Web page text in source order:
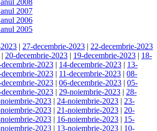
2008
2007
2006
2005
| 27-decembrie-2023 | 22-decembrie-2023
| 20-decembrie-2023 | 19-decembrie-2023 | 18-
decembrie-2023 | 14-decembrie-2023 | 13-
decembrie-2023 | 11-decembrie-2023 | 08-
2023 | 06-decembrie-2023 | 05-
2023 | 29-noiembrie-2023 | 28-
2023 | 24-noiembrie-2023 | 23-
2023 | 21-noiembrie-2023 | 20-
2023 | 16-noiembrie-2023 | 15-
2023 | 13-noiembrie-2023 | 10-